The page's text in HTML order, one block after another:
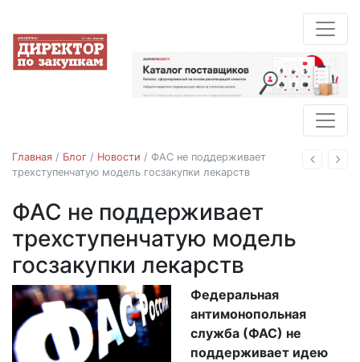
Назад
Главная / Блог / Новости / ФАС не поддерживает
трехступенчатую модель госзакупки лекарств
Новости
ФАС не поддерживает
трехступенчатую модель
госзакупки лекарств
21.07.2016
Федеральная
антимонопольная
служба (ФАС) не
поддерживает идею